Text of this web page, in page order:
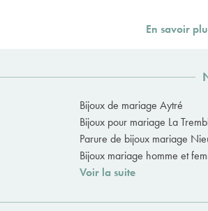
En savoir
Bijoux de mariage Aytré
Bijoux pour mariage La
Parure de bijoux mariage
Bijoux mariage homme et
Voir la suite